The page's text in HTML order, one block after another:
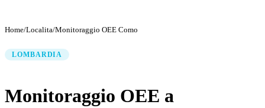
Home/Localita/Monitoraggio OEE Como
LOMBARDIA
Monitoraggio OEE a